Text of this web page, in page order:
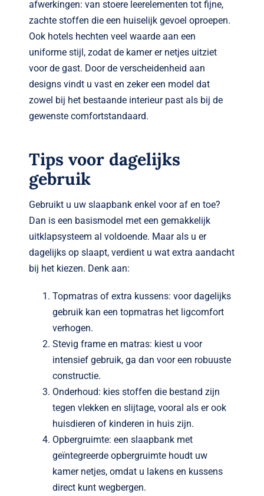
afwerkingen: van stoere leerelementen tot fijne,
zachte stoffen die een huiselijk gevoel oproepen.
Ook hotels hechten veel waarde aan een
uniforme stijl, zodat de kamer er netjes uitziet
voor de gast. Door de verscheidenheid aan
designs vindt u vast en zeker een model dat
zowel bij het bestaande interieur past als bij de
gewenste comfortstandaard.
Tips voor dagelijks
gebruik
Gebruikt u uw slaapbank enkel voor af en toe?
Dan is een basismodel met een gemakkelijk
uitklapsysteem al voldoende. Maar als u er
dagelijks op slaapt, verdient u wat extra aandacht
bij het kiezen. Denk aan:
Topmatras of extra kussens: voor dagelijks
gebruik kan een topmatras het ligcomfort
verhogen.
Stevig frame en matras: kiest u voor
intensief gebruik, ga dan voor een robuuste
constructie.
Onderhoud: kies stoffen die bestand zijn
tegen vlekken en slijtage, vooral als er ook
huisdieren of kinderen in huis zijn.
Opbergruimte: een slaapbank met
geïntegreerde opbergruimte houdt uw
kamer netjes, omdat u lakens en kussens
direct kunt wegbergen.